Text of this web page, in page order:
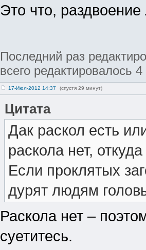
Это что, раздвоение
Последний раз
всего редактировалось
17-Июл-2012 14:37 (спустя 29 минут)
Цитата
Дак раскол есть
раскола нет,
Если проклятых
дурят людям
Раскола нет –
суетитесь.